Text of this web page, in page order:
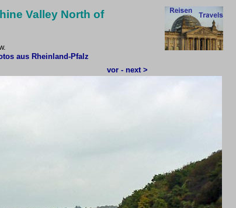
Valley North of
aus Rheinland-Pfalz
vor - next >